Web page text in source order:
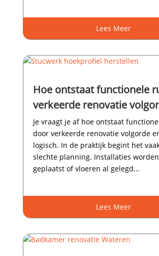
Lees Meer
Hoe ontstaat functionele
verkeerde renovatie
Je vraagt je af hoe ontstaat
door verkeerde renovatie volgorde
logisch.​ In de praktijk begint het
slechte planning.​ Installaties
geplaatst of vloeren al gelegd...
Lees Meer